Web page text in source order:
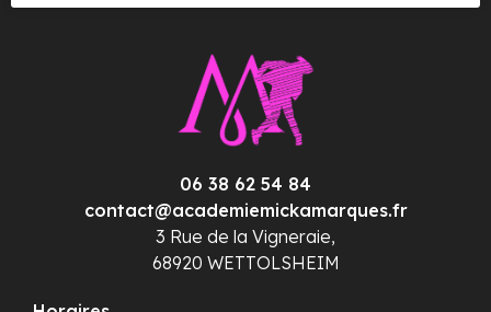
06 38 62 54 84
contact@academiemickamarques.fr
3 Rue de la Vigneraie,
68920 WETTOLSHEIM